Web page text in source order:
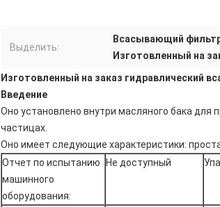
Выделить:
Всасывающий фильтр
Изготовленный на
Изготовленный на заказ гидравлический
Введение
Оно установлено внутри масляного бака
частицах.
Оно имеет следующие характеристики:
Отчет по испытанию
машинного
оборудования:
Не доступный